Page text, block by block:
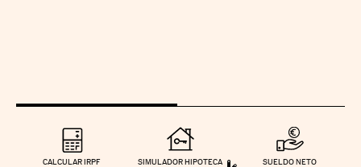
CALCULAR IRPF SIMULADOR HIPOTECA SUELDO NETO